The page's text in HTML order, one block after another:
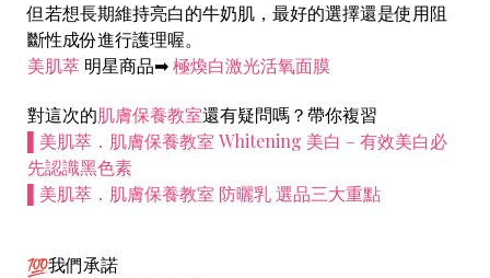
但若想長期維持亮白的牛奶肌，最好的選擇還是使用阻
斷性成份進行護理喔。
美肌萃 明星商品➡極煥白激光活氧面膜
對這次的肌膚保養教室還有疑問嗎？帶你複習
▌美肌萃．肌膚保養教室 Whitening 美白 – 有效美白必
先認識黑色素
▌美肌萃．肌膚保養教室 防曬乳 選品三大重點
我們承諾